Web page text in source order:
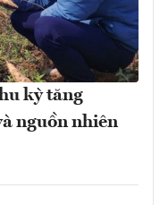
kỳ tăng
nguồn nhiên